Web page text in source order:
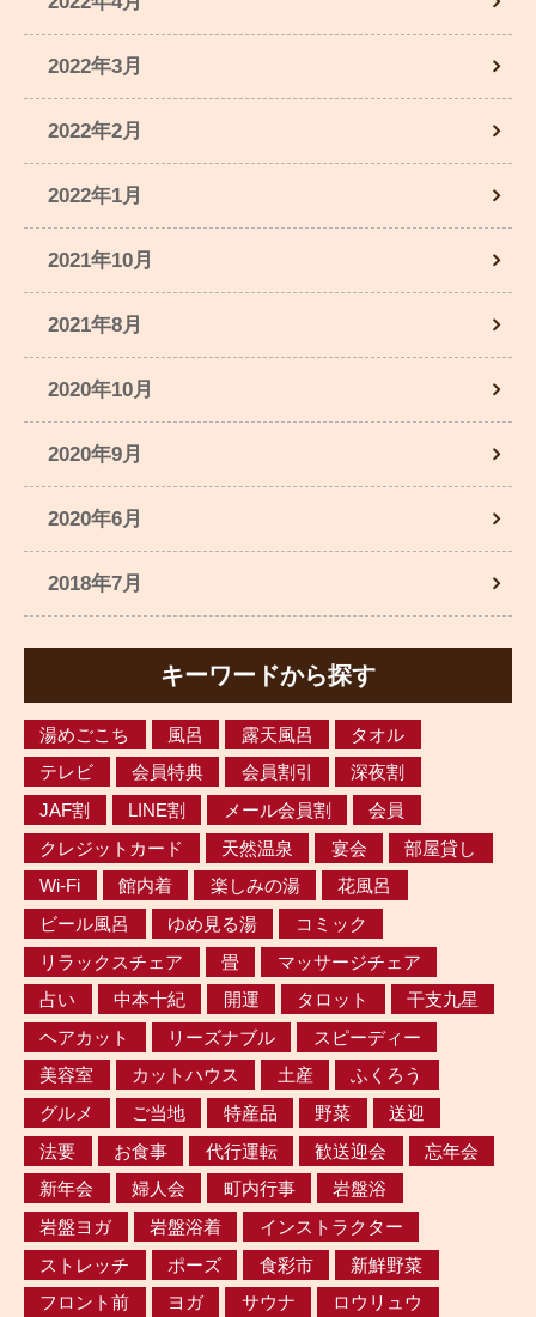
2022年3月
2022年2月
2022年1月
2021年10月
2021年8月
2020年10月
2020年9月
2020年6月
2018年7月
キーワードから探す
湯めごこち 風呂 露天風呂
タオル
テレビ
会員特典 会員割引
深夜割
JAF割
LINE割 メール会員割
会員
クレジットカード
天然温泉 宴会
部屋貸し
Wi-Fi
館内着 楽しみの湯
花風呂
ビール風呂
ゆめ見る湯
コミック
リラックスチェア
畳
マッサージチェア
占い
中本十紀 開運 タロット
干支九星
ヘアカット
リーズナブル
スピーディー
美容室
カットハウス 土産
ふくろう
グルメ
ご当地 特産品 野菜
送迎
法要
お食事 代行運転 歓送迎会
忘年会
新年会
婦人会 町内行事
岩盤浴
岩盤ヨガ
岩盤浴着
インストラクター
ストレッチ
ポーズ 食彩市
新鮮野菜
フロント前
ヨガ サウナ
ロウリュウ